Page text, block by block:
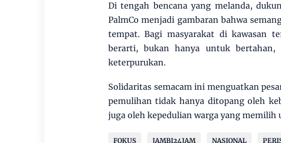
Di tengah bencana yang melanda,
PalmCo menjadi gambaran bahwa
tempat. Bagi masyarakat di kawasan
berarti, bukan hanya untuk
keterpurukan.
Solidaritas semacam ini menguatkan
pemulihan tidak hanya ditopang oleh
juga oleh kepedulian warga yang memilih
FOKUS JAMBI24JAM NASIONAL